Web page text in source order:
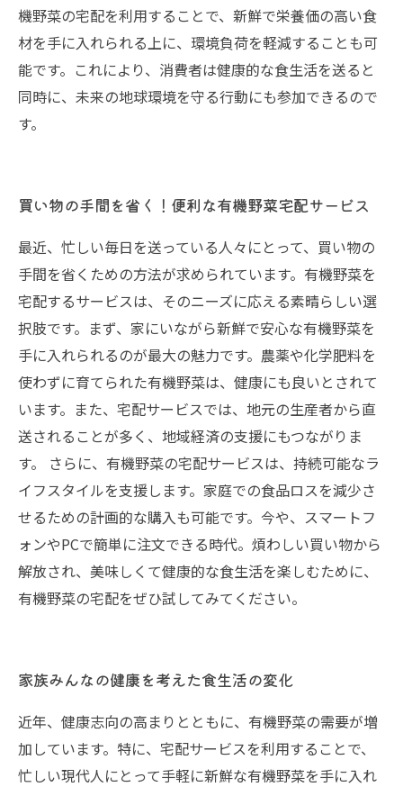
機野菜の宅配を利用することで、新鮮で栄養価の高い食
材を手に入れられる上に、環境負荷を軽減することも可
能です。これにより、消費者は健康的な食生活を送ると
同時に、未来の地球環境を守る行動にも参加できるので
す。
買い物の手間を省く！便利な有機野菜宅配サービス
最近、忙しい毎日を送っている人々にとって、買い物の
手間を省くための方法が求められています。有機野菜を
宅配するサービスは、そのニーズに応える素晴らしい選
択肢です。まず、家にいながら新鮮で安心な有機野菜を
手に入れられるのが最大の魅力です。農薬や化学肥料を
使わずに育てられた有機野菜は、健康にも良いとされて
います。また、宅配サービスでは、地元の生産者から直
送されることが多く、地域経済の支援にもつながりま
す。 さらに、有機野菜の宅配サービスは、持続可能なラ
イフスタイルを支援します。家庭での食品ロスを減少さ
せるための計画的な購入も可能です。今や、スマートフ
ォンやPCで簡単に注文できる時代。煩わしい買い物から
解放され、美味しくて健康的な食生活を楽しむために、
有機野菜の宅配をぜひ試してみてください。
家族みんなの健康を考えた食生活の変化
近年、健康志向の高まりとともに、有機野菜の需要が増
加しています。特に、宅配サービスを利用することで、
忙しい現代人にとって手軽に新鮮な有機野菜を手に入れ